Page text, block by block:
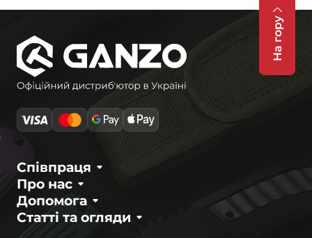
На гору
Про нас
Співпраця
Статті та огляди
Допомога